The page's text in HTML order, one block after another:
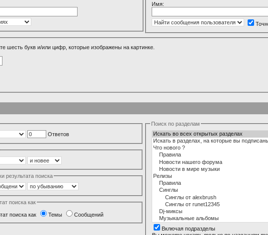
Имя:
шесть букв и/или цифр, которые изображены на картинке.
Ответов
результата поиска
поиска как
поиска как Темы Сообщений
Поиск по разделам
Включая подразделы